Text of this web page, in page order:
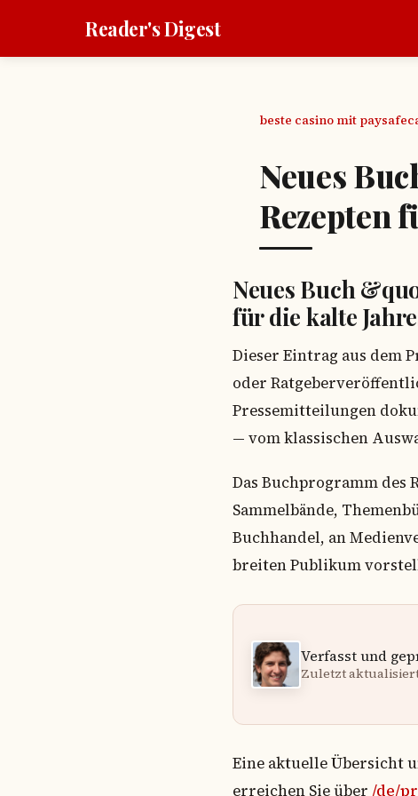
Reader's Digest
beste casino mit
Neues
Rezepten
Neues Buch
für die kalte
Dieser Eintrag aus dem
oder
Pressemitteilungen
— vom klassischen
Das Buchprogramm des
Sammelbände,
Buchhandel, an
breiten Publikum
Verfasst und
Zuletzt aktualisiert:
Eine aktuelle Übersicht
erreichen Sie über /de/